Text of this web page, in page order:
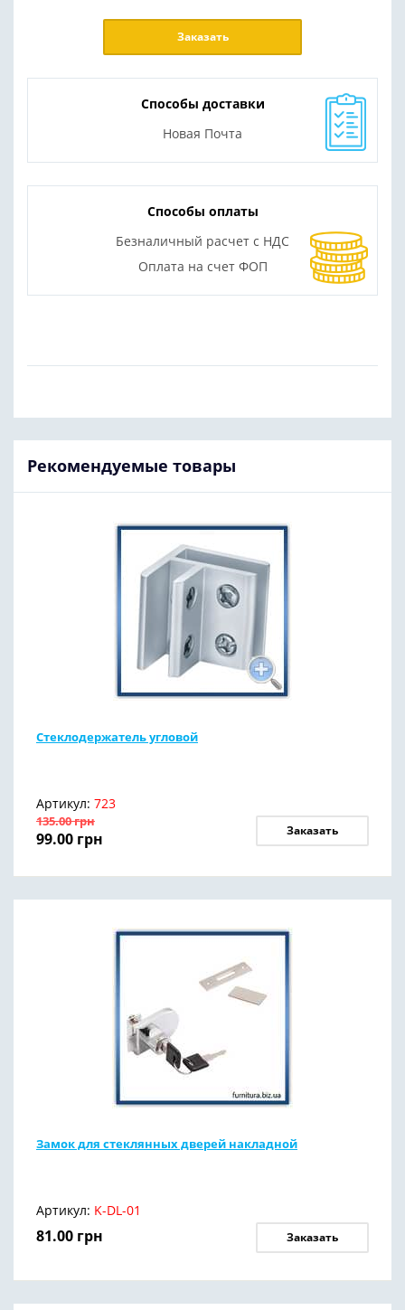
Заказать
Способы доставки
Новая Почта
Способы оплаты
Безналичный расчет с НДС
Оплата на счет ФОП
Рекомендуемые товары
Стеклодержатель угловой
Артикул: 723
135.00грн
99.00 грн Заказать
Замок для стеклянных дверей накладной
Артикул: K-DL-01
81.00 грн Заказать